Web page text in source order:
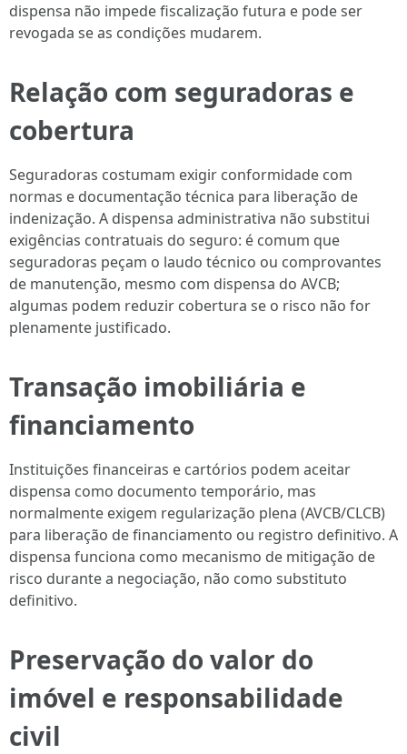
dispensa não impede fiscalização futura e pode ser
revogada se as condições mudarem.
Relação com seguradoras e
cobertura
Seguradoras costumam exigir conformidade com
normas e documentação técnica para liberação de
indenização. A dispensa administrativa não substitui
exigências contratuais do seguro: é comum que
seguradoras peçam o laudo técnico ou comprovantes
de manutenção, mesmo com dispensa do AVCB;
algumas podem reduzir cobertura se o risco não for
plenamente justificado.
Transação imobiliária e
financiamento
Instituições financeiras e cartórios podem aceitar
dispensa como documento temporário, mas
normalmente exigem regularização plena (AVCB/CLCB)
para liberação de financiamento ou registro definitivo. A
dispensa funciona como mecanismo de mitigação de
risco durante a negociação, não como substituto
definitivo.
Preservação do valor do
imóvel e responsabilidade
civil